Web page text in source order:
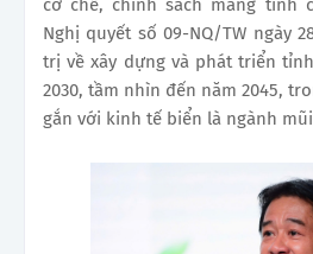
cơ chế, chính sách mang tính
Nghị quyết số 09-NQ/TW ngày
trị về xây dựng và phát triển
2030, tầm nhìn đến năm 2045,
gắn với kinh tế biển là ngành